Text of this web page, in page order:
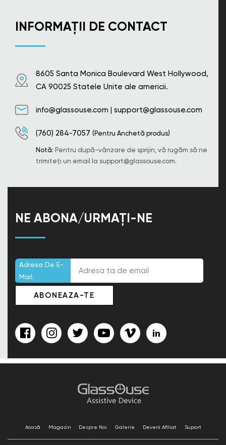
INFORMAȚII DE CONTACT
8605 Santa Monica Boulevard West Hollywood,
CA 90025 Statele Unite ale americii.
info@glassouse.com | support@glassouse.com
(760) 284-7057 (Pentru Anchetă produs)
Notă: Pentru după-vânzare de sprijin, vă rugăm să ne
trimiteți un email la support@glassouse.com.
NE ABONA/URMAȚI-NE
Adresa De E-
Mail:
Acasă Magazin Despre Noi Galerie Deveni Afiliat Suport